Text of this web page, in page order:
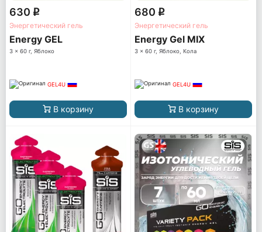
630 q
Энергетический гель
Energy GEL
3 x 60 г, Яблоко
GEL4U
В корзину
680 q
Энергетический гель
Energy Gel MIX
3 x 60 г, Яблоко, Кола
GEL4U
В корзину